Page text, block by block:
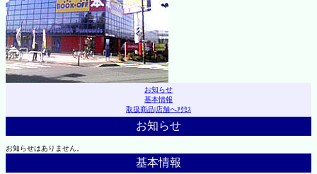
お知らせ
基本情報
取扱商品|店舗へｱｸｾｽ
お知らせ
お知らせはありません。
基本情報